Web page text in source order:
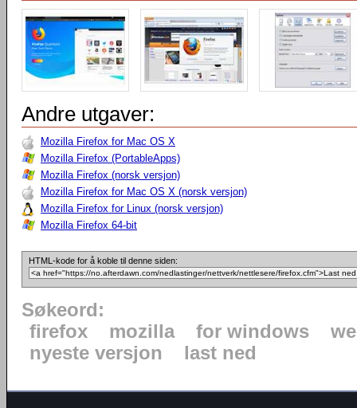
Andre utgaver:
Mozilla Firefox for Mac OS X
Mozilla Firefox (PortableApps)
Mozilla Firefox (norsk versjon)
Mozilla Firefox for Mac OS X (norsk versjon)
Mozilla Firefox for Linux (norsk versjon)
Mozilla Firefox 64-bit
HTML-kode for å koble til denne siden:
Søkeord:
firefox
mozilla for windows
nyeste versjon
last ned